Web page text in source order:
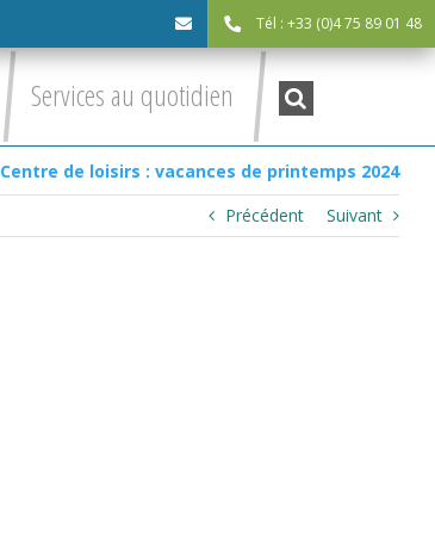
Tél : +33 (0)4 75 89 01 48
Services au quotidien Recherche
:
Centre de loisirs : vacances de printemps 2024
Précédent
Suivant